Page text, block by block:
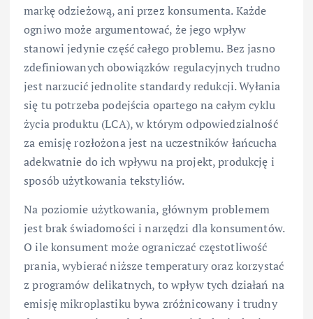
markę odzieżową, ani przez konsumenta. Każde
ogniwo może argumentować, że jego wpływ
stanowi jedynie część całego problemu. Bez jasno
zdefiniowanych obowiązków regulacyjnych trudno
jest narzucić jednolite standardy redukcji. Wyłania
się tu potrzeba podejścia opartego na całym cyklu
życia produktu (LCA), w którym odpowiedzialność
za emisję rozłożona jest na uczestników łańcucha
adekwatnie do ich wpływu na projekt, produkcję i
sposób użytkowania tekstyliów.
Na poziomie użytkowania, głównym problemem
jest brak świadomości i narzędzi dla konsumentów.
O ile konsument może ograniczać częstotliwość
prania, wybierać niższe temperatury oraz korzystać
z programów delikatnych, to wpływ tych działań na
emisję mikroplastiku bywa zróżnicowany i trudny